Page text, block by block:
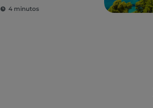
combinación
4 minutos